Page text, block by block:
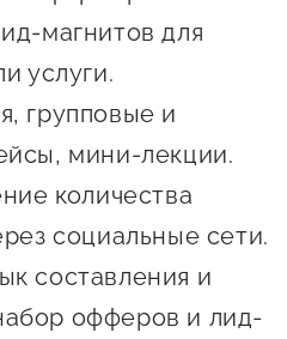
магнитов для
услуги.
групповые и
мини-лекции.
количества
социальные сети.
составления и
офферов и лид-